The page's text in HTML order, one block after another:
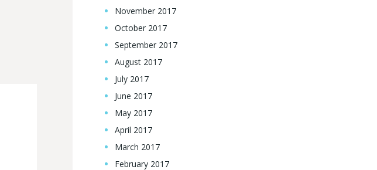
November 2017
October 2017
September 2017
August 2017
July 2017
June 2017
May 2017
April 2017
March 2017
February 2017